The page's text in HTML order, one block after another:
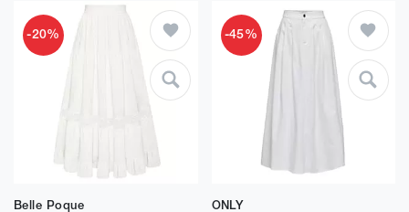
-20%
Belle Poque
-45%
ONLY